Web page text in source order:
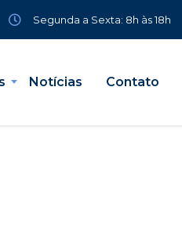
Segunda a Sexta: 8h às 18h
Notícias Contato